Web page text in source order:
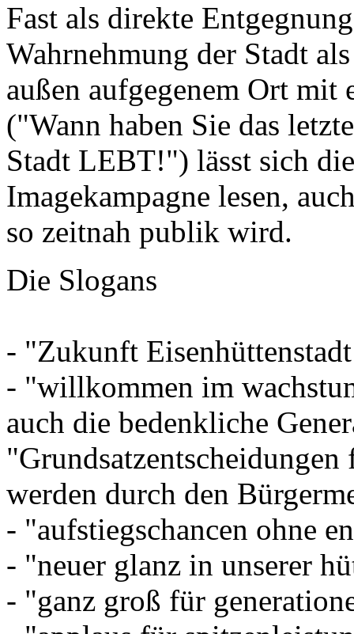
Fast als direkte
Wahrnehmung der Stadt
außen aufgegenem Ort
("Wann haben Sie das
Stadt LEBT!") lässt sich
Imagekampagne lesen,
so zeitnah publik wird.
Die Slogans
- "Zukunft
- "willkommen im
auch die bedenkliche
werden durch den
- "aufstiegschancen ohne
- "neuer glanz in unserer
- "ganz groß für